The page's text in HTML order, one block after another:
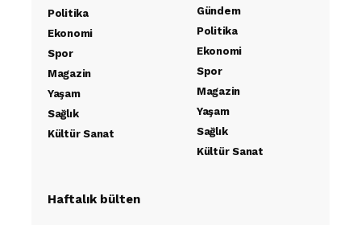
Politika
Ekonomi
Spor
Magazin
Yaşam
Sağlık
Kültür Sanat
Gündem
Politika
Ekonomi
Spor
Magazin
Yaşam
Sağlık
Kültür Sanat
Haftalık bülten